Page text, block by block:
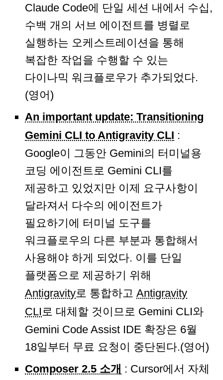
Claude Code에 단일 세션 내에서 수십,
수백 개의 서브 에이전트를 병렬로
실행하는 오케스트레이션을 통해
복잡한 작업을 수행할 수 있는
다이나믹 워크플로우가 추가되었다.
(영어)
An important update: Transitioning
Gemini CLI to Antigravity CLI :
Google이 그동안 Gemini의 터미널용
코딩 에이전트로 Gemini CLI를
제공하고 있었지만 이제 요구사항이
달라져서 다수의 에이전트가
필요하기에 터미널 도구를
워크플로우의 다른 부분과 통합해서
사용해야 하게 되었다. 이를 단일
플랫폼으로 제공하기 위해
Antigravity로 통합하고 Antigravity
CLI로 대체할 것이므로 Gemini CLI와
Gemini Code Assist IDE 확장은 6월
18일부터 무료 요청이 중단된다.(영어)
Composer 2.5 소개 : Cursor에서 자체